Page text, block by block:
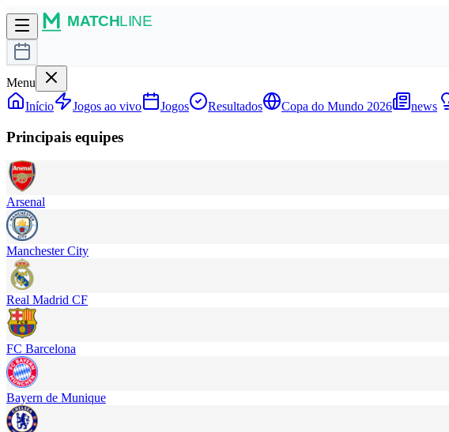
Menu
Início
Jogos ao vivo Jogos Resultados Copa do Mundo 2026 news
Principais equipes
Arsenal
Manchester City
Real Madrid CF
FC Barcelona
Bayern de Munique